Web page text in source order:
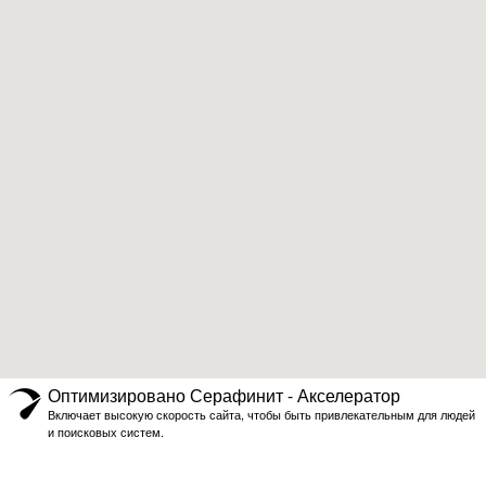
Оптимизировано Серафинит - Акселератор
Включает высокую скорость сайта, чтобы быть привлекательным для людей
и поисковых систем.